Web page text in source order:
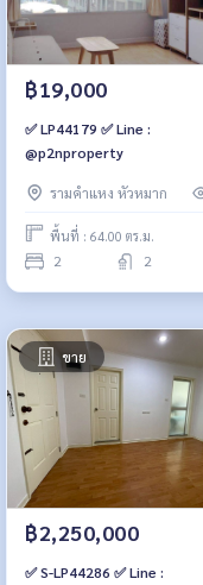
฿19,000
✅ LP44179 ✅ Line :
@p2nproperty
รามคำแหง หัวหมาก
พื้นที่ : 64.00 ตร.ม.
2 2
ขาย
฿2,250,000
✅ S-LP44286 ✅ Line :